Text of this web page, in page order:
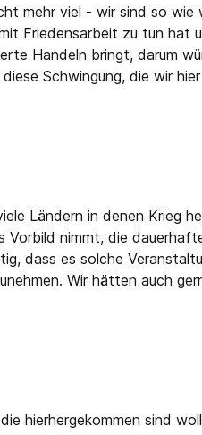
mehr viel - wir sind so wie
Friedensarbeit zu tun hat
Handeln bringt, darum
Schwingung, die wir
Ländern in denen Krieg
nimmt, die
dass es solche
Wir hätten auch
hierhergekommen sind